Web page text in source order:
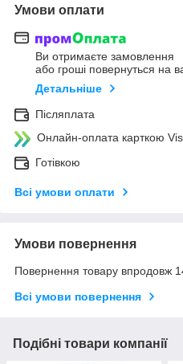
Умови оплати
Ви отримаєте замовлення
або гроші повернуться на
Детальніше
Післяплата
Онлайн-оплата карткою
Готівкою
Всі умови оплати
Умови повернення
Повернення товару впродовж
Всі умови повернення
Подібні товари компанії